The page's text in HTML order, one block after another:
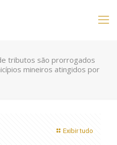
tributos são prorrogados
mineiros atingidos por
Exibir tudo